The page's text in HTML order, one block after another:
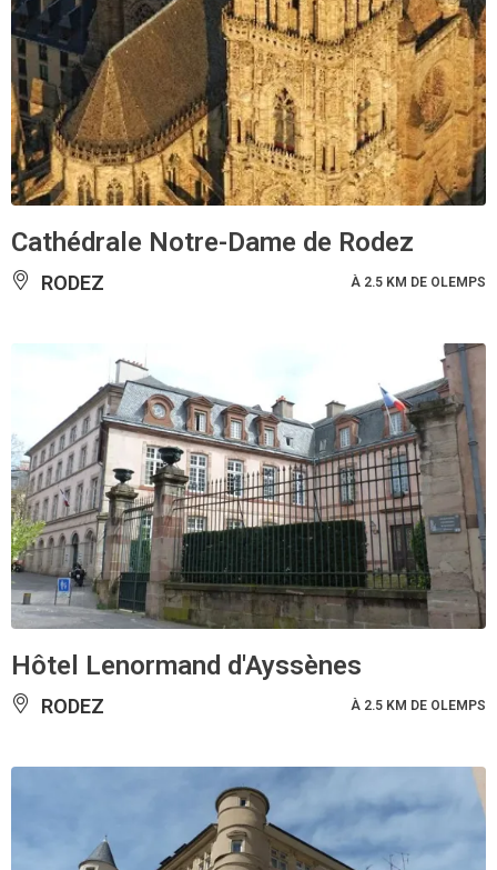
Cathédrale Notre-Dame de Rodez
RODEZ À 2.5 KM DE OLEMPS
Hôtel Lenormand d'Ayssènes
RODEZ À 2.5 KM DE OLEMPS